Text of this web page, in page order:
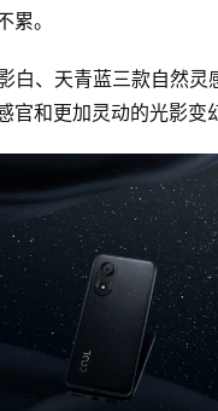
累。
白、天青蓝三款自然灵
官和更加灵动的光影变